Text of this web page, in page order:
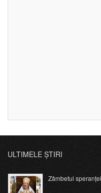
ULTIMELE ȘTIRI
Zâmbetul speranței